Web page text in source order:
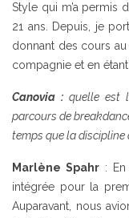
Style qui m’a permis
21 ans. Depuis, je
donnant des cours au
compagnie et en
Canovia : quelle est
parcours de
temps que la discipline
Marlène Spahr :
intégrée pour la
Auparavant, nous